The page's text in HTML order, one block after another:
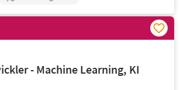
- Machine Learning, KI